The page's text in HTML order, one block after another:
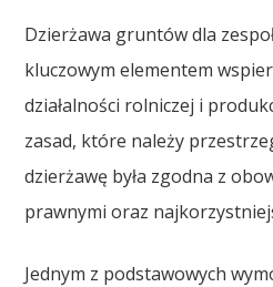
Dzierżawa gruntów dla
kluczowym elementem
działalności rolniczej i
zasad, które należy
dzierżawę była zgodna z
prawnymi oraz
Jednym z podstawowych